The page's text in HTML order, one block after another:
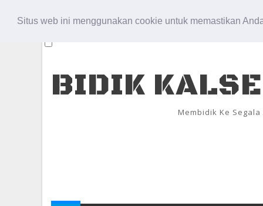
Situs web ini menggunakan cookie untuk memastikan
BIDIK
Membidik Ke Segala